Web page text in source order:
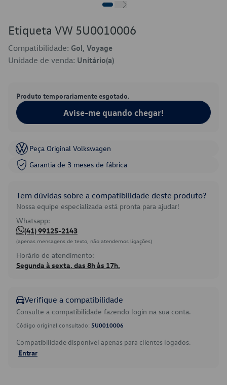
Etiqueta VW 5U0010006
Compatibilidade: Gol, Voyage
Unidade de venda: Unitário(a)
Produto temporariamente esgotado.
Avise-me quando chegar!
Peça Original Volkswagen
Garantia de 3 meses de fábrica
Tem dúvidas sobre a compatibilidade deste produto?
Nossa equipe especializada está pronta para ajudar!
Whatsapp:
(41) 99125-2143
(apenas mensagens de texto, não atendemos ligações)
Horário de atendimento:
Segunda à sexta, das 8h às 17h.
Verifique a compatibilidade
Consulte a compatibilidade fazendo login na sua conta.
Código original consultado: 5U0010006
Compatibilidade disponível apenas para clientes logados.
Entrar